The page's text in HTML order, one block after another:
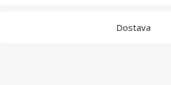
Dostava